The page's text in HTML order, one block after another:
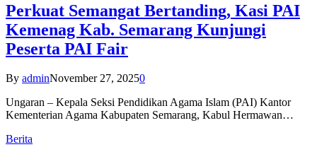
Perkuat Semangat Bertanding, Kasi PAI
Kemenag Kab. Semarang Kunjungi
Peserta PAI Fair
By adminNovember 27, 20250
Ungaran – Kepala Seksi Pendidikan Agama Islam (PAI) Kantor
Kementerian Agama Kabupaten Semarang, Kabul Hermawan…
Berita